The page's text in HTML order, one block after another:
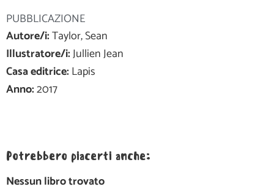
PUBBLICAZIONE
Autore/i:Taylor, Sean
Illustratore/i:Jullien Jean
Casa editrice:Lapis
Anno:2017
Potrebbero piacerti anche:
Nessun libro trovato